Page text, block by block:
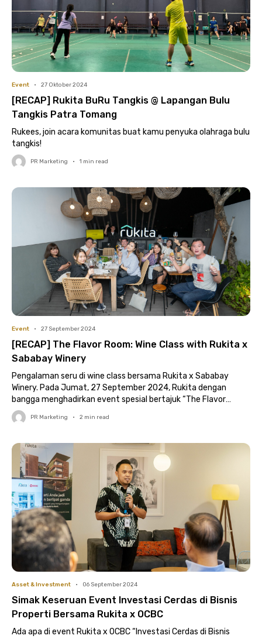
Event • 27 Oktober 2024
[RECAP] Rukita BuRu Tangkis @ Lapangan Bulu
Tangkis Patra Tomang
Rukees, join acara komunitas buat kamu penyuka olahraga bulu
tangkis!
PR Marketing • 1 min read
Event • 27 September 2024
[RECAP] The Flavor Room: Wine Class with Rukita x
Sababay Winery
Pengalaman seru di wine class bersama Rukita x Sababay
Winery. Pada Jumat, 27 September 2024, Rukita dengan
bangga menghadirkan event spesial bertajuk “The Flavor
Room”..
PR Marketing • 2 min read
Asset & Investment • 06 September 2024
Simak Keseruan Event Investasi Cerdas di Bisnis
Properti Bersama Rukita x OCBC
Ada apa di event Rukita x OCBC “Investasi Cerdas di Bisnis